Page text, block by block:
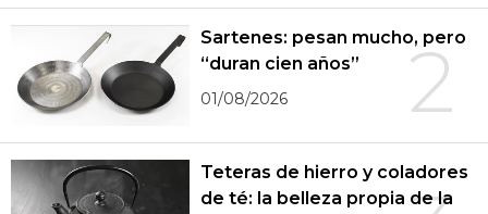
2
Sartenes: pesan mucho, pero
“duran cien años”
01/08/2026
Teteras de hierro y coladores
de té: la belleza propia de la